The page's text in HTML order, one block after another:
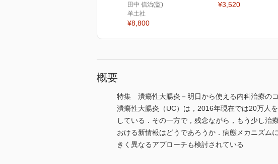
田中 信治(監)
羊土社
¥8,800
¥3,520
概要
特集 潰瘍性大腸炎－明日から使える内科治療の
潰瘍性大腸炎（UC）は，2016年現在では20万人
している．その一方で，残念ながら，もう少し治
おける新情報はどうであろうか．病態メカニズム
きく異なるアプローチも検討されている